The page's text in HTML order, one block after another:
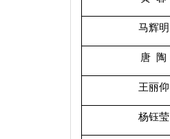
马辉明
唐 陶
王丽仰
杨钰莹